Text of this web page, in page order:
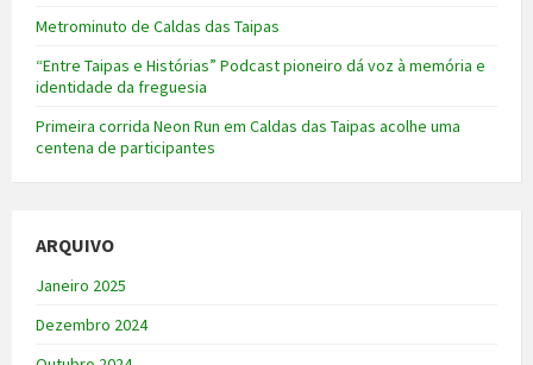
Metrominuto de Caldas das Taipas
“Entre Taipas e Histórias” Podcast pioneiro dá voz à memória e
identidade da freguesia
Primeira corrida Neon Run em Caldas das Taipas acolhe uma
centena de participantes
ARQUIVO
Janeiro 2025
Dezembro 2024